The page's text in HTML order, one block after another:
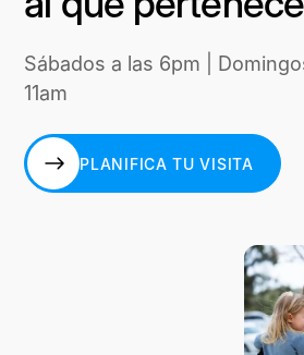
Sábados a las 6pm |
11am
PLANIFICA TU VISITA